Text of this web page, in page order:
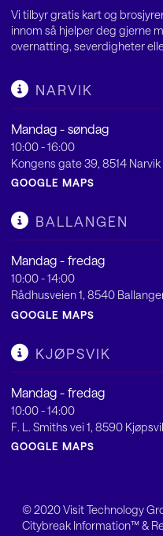
Vi tilbyr gratis kart og
innom så hjelper deg gjerne
overnatting, severdigheter
NARVIK
Mandag - søndag
10:00 - 16:00
Kongens gate 39, 8514 Narvik
GOOGLE MAPS
BALLANGEN
Mandag - fredag
10:00 - 14:00
Rådhusveien 1, 8540
GOOGLE MAPS
KJØPSVIK
Mandag - fredag
10:00 - 14:00
F. L. Smiths vei 1, 8590
GOOGLE MAPS
© 2020Visit Technology
Citybreak Information™ &